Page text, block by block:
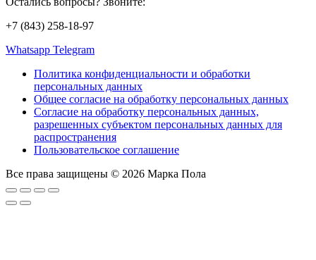
+7 (843) 258-18-97
Whatsapp Telegram
Политика конфиденциальности и обработки
персональных данных
Общее согласие на обработку персональных данных
Согласие на обработку персональных данных,
разрешенных субъектом персональных данных для
распространения
Пользовательское соглашение
Все права защищены © 2026 Марка Пола